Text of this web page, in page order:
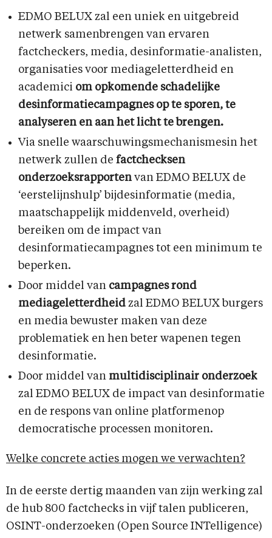
EDMO BELUX zal een uniek en uitgebreid
netwerk samenbrengen van ervaren
factcheckers, media, desinformatie-analisten,
organisaties voor mediageletterdheid en
academici om opkomende schadelijke
desinformatiecampagnes op te sporen, te
analyseren en aan het licht te brengen.
Via snelle waarschuwingsmechanismesin het
netwerk zullen de factchecksen
onderzoeksrapportenvan EDMO BELUX de
‘eerstelijnshulp’ bijdesinformatie (media,
maatschappelijk middenveld, overheid)
bereiken om de impact van
desinformatiecampagnes tot een minimum te
beperken.
Door middel van campagnes rond
mediageletterdheid zal EDMO BELUX burgers
en media bewuster maken van deze
problematiek en hen beter wapenen tegen
desinformatie.
Door middel van multidisciplinair onderzoek
zal EDMO BELUX de impact van desinformatie
en de respons van online platformenop
democratische processen monitoren.
Welke concrete acties mogen we verwachten?
In de eerste dertig maanden van zijn werking zal
de hub 800 factchecks in vijf talen publiceren,
OSINT-onderzoeken (Open Source INTelligence)